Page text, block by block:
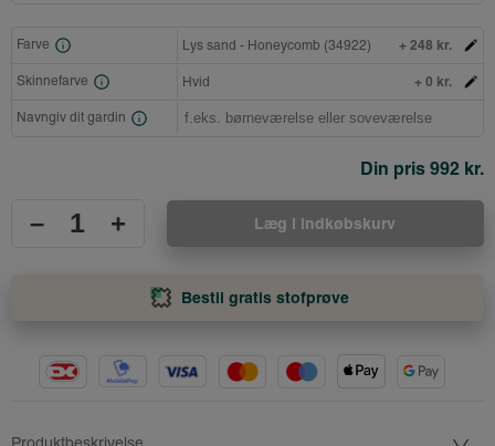
Farve Lys sand - Honeycomb (34922) + 248 kr.
Skinnefarve Hvid + 0 kr.
Navngiv dit gardin
Din pris 992 kr.
– + Læg i indkøbskurv
Bestil gratis stofprøve
Produktbeskrivelse